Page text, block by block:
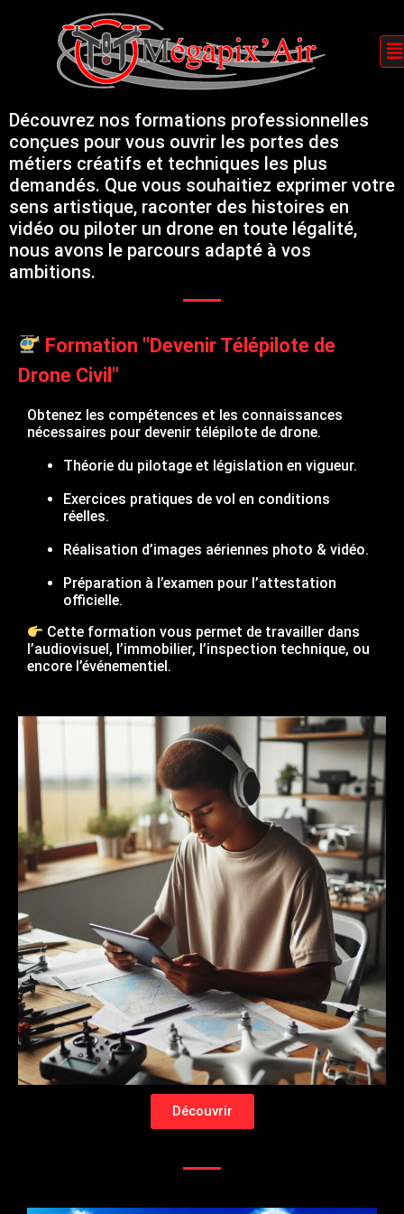
Formez-vous aux métiers de l’image et du drone
Découvrez nos formations professionnelles
conçues pour vous ouvrir les portes des
métiers créatifs et techniques les plus
demandés. Que vous souhaitiez exprimer votre
sens artistique, raconter des histoires en
vidéo ou piloter un drone en toute légalité,
nous avons le parcours adapté à vos
ambitions.
Formation "Devenir Télépilote de
Drone Civil"
Obtenez les compétences et les connaissances
nécessaires pour devenir télépilote de drone.
Théorie du pilotage et législation en vigueur.
Exercices pratiques de vol en conditions
réelles.
Réalisation d’images aériennes photo & vidéo.
Préparation à l’examen pour l’attestation
officielle.
Cette formation vous permet de travailler dans
l’audiovisuel, l’immobilier, l’inspection technique, ou
encore l’événementiel.
Découvrir